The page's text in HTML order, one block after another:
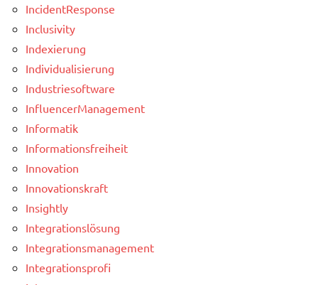
IncidentResponse
Inclusivity
Indexierung
Individualisierung
Industriesoftware
InfluencerManagement
Informatik
Informationsfreiheit
Innovation
Innovationskraft
Insightly
Integrationslösung
Integrationsmanagement
Integrationsprofi